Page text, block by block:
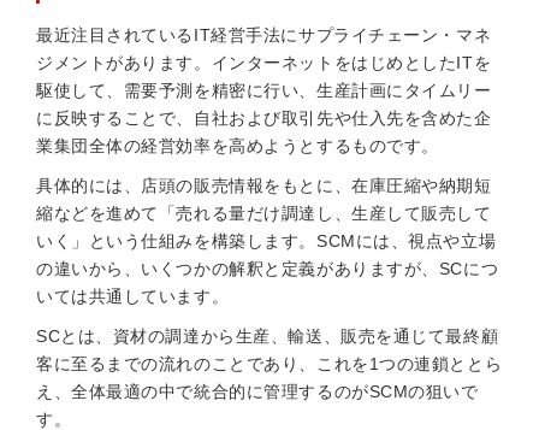
最近注目されているIT経営手法にサプライチェーン・マネ
ジメントがあります。インターネットをはじめとしたITを
駆使して、需要予測を精密に行い、生産計画にタイムリー
に反映することで、自社および取引先や仕入先を含めた企
業集団全体の経営効率を高めようとするものです。
具体的には、店頭の販売情報をもとに、在庫圧縮や納期短
縮などを進めて「売れる量だけ調達し、生産して販売して
いく」という仕組みを構築します。SCMには、視点や立場
の違いから、いくつかの解釈と定義がありますが、SCにつ
いては共通しています。
SCとは、資材の調達から生産、輸送、販売を通じて最終顧
客に至るまでの流れのことであり、これを1つの連鎖ととら
え、全体最適の中で統合的に管理するのがSCMの狙いで
す。